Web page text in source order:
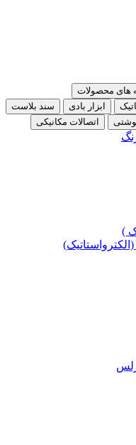
ابزار بادی
سند بلاست
اتصالات مکانیکی
)